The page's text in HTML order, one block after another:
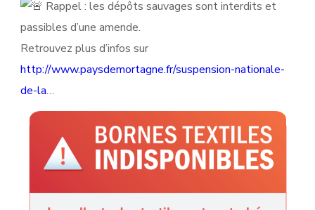
Rappel : les dépôts sauvages sont interdits et
passibles d’une amende.
Retrouvez plus d’infos sur
http://www.paysdemortagne.fr/suspension-nationale-
de-la…